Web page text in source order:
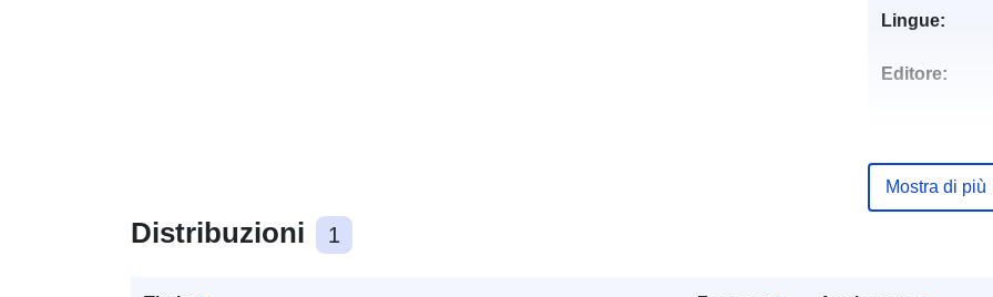
Distribuzioni 1
Lingue:
Editore:
Punti di
Mostra di più